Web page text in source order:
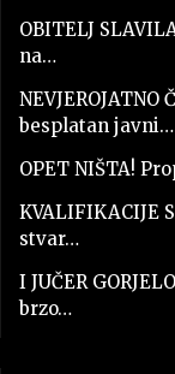
OBITELJ
na…
besplatan javni…
OPET NIŠTA!
KVALIFIKACIJE
stvar…
I JUČER
brzo…